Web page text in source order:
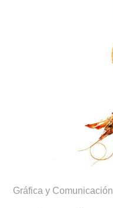
Gráfica y Comunicación